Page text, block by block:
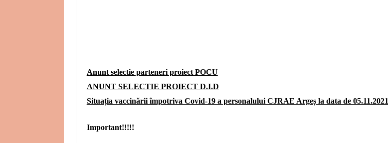
Anunt selectie parteneri proiect POCU
ANUNT SELECTIE PROIECT D.I.D
Situația vaccinării împotriva Covid-19 a personalului CJRAE Argeș la data de 05.11.2021
Important!!!!!